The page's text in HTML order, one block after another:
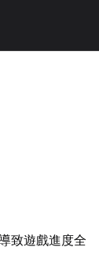
致遊戲進度全